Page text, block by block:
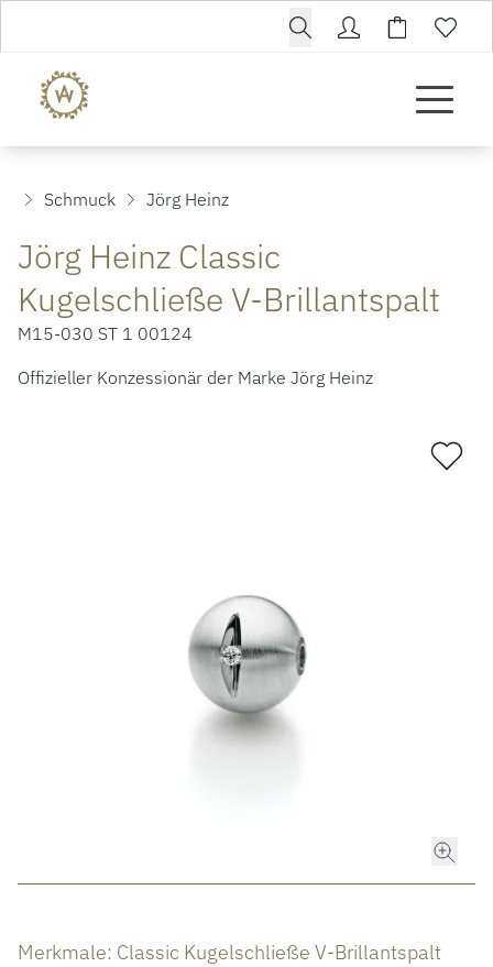
ROLEX CERTIFIED PRE-OWNED
HOCHZEIT
Schmuck Jörg Heinz
Jörg Heinz Classic
Kugelschließe V-Brillantspalt
M15-030 ST 1 00124
Offizieller Konzessionär der Marke Jörg Heinz
Merkmale: Classic Kugelschließe V-Brillantspalt